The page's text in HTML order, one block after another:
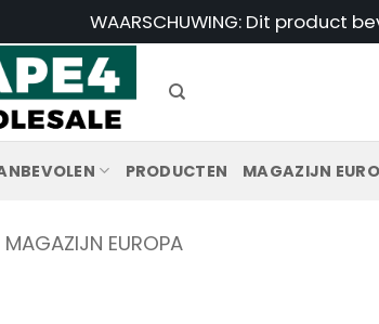
WAARSCHUWING: Dit product
PRODUCTEN MAGAZIJN
MAGAZIJN EUROPA